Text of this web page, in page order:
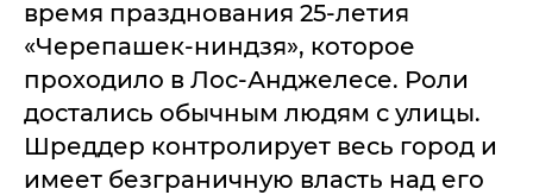
время празднования 25-летия
«Черепашек-ниндзя», которое
проходило в Лос-Анджелесе. Роли
достались обычным людям с улицы.
Шреддер контролирует весь город и
имеет безграничную власть над его